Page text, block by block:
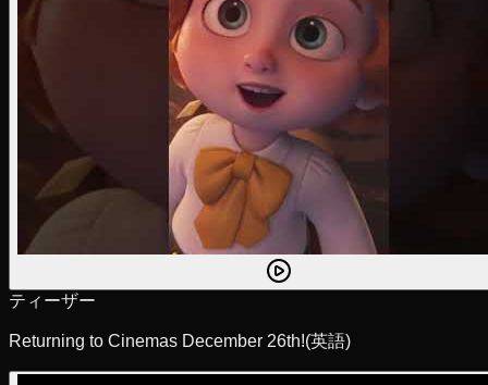
ティーザー
Returning to Cinemas December 26th!(英語)